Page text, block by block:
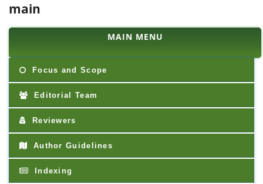
main
MAIN MENU
Focus and Scope
Editorial Team
Reviewers
Author Guidelines
Indexing